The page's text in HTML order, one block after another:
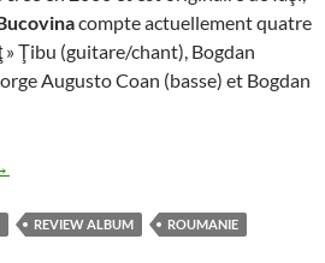
compte actuellement quatre
Ţibu (guitare/chant), Bogdan
Augusto Coan (basse) et Bogdan
– Septentrion
REVIEW ALBUM ROUMANIE